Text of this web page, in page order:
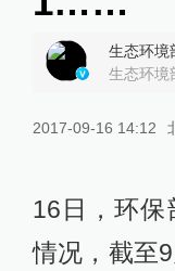
生态环境
生态环境
2017-09-16 14:12
16日，环保
情况，截至